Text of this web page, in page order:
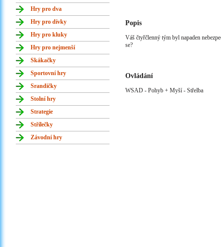
Hry pro dva
Hry pro dívky
Hry pro kluky
Hry pro nejmenší
Skákačky
Sportovní hry
Srandičky
Stolní hry
Strategie
Střílečky
Závodní hry
Popis
Váš čtyřčlenný tým byl napaden
se?
Ovládání
WSAD - Pohyb + Myší - Střelba